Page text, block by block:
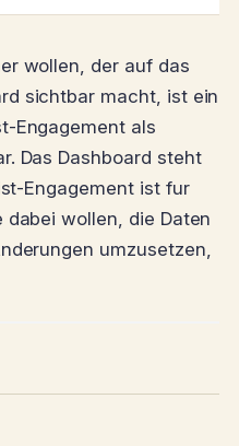
wollen, der auf das
sichtbar macht, ist ein
Engagement als
Das Dashboard steht
Engagement ist fur
wollen, die Daten
umzusetzen,